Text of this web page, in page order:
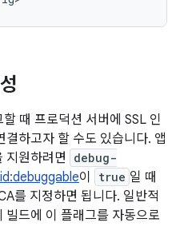
때 프로덕션 서버에 SSL 인
하고자 할 수도 있습니다. 앱
지원하려면
debug-
이 true 일 때
를 지정하면 됩니다. 일반적
드에 이 플래그를 자동으로